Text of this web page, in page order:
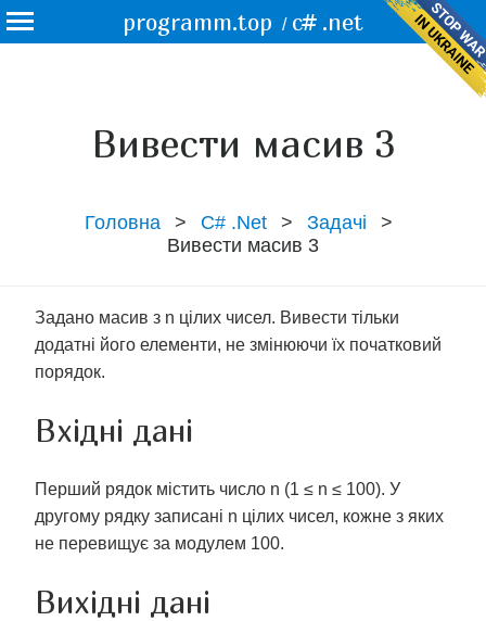
programm.top / c# .net
Вивести масив 3
Головна C# .Net
Задачі
Вивести масив 3
Задано масив з n цілих чисел. Вивести тільки
додатні його елементи, не змінюючи їх початковий
порядок.
Вхідні дані
Перший рядок містить число n (1 ≤ n ≤ 100). У
другому рядку записані n цілих чисел, кожне з яких
не перевищує за модулем 100.
Вихідні дані